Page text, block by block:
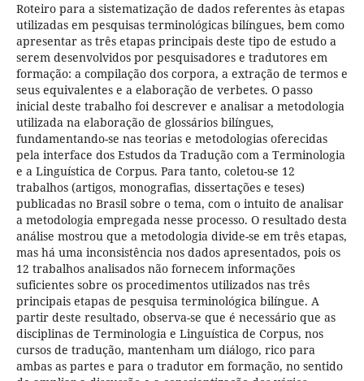
Roteiro para a sistematização de dados referentes às etapas
utilizadas em pesquisas terminológicas bilíngues, bem como
apresentar as três etapas principais deste tipo de estudo a
serem desenvolvidos por pesquisadores e tradutores em
formação: a compilação dos corpora, a extração de termos e
seus equivalentes e a elaboração de verbetes. O passo
inicial deste trabalho foi descrever e analisar a metodologia
utilizada na elaboração de glossários bilíngues,
fundamentando-se nas teorias e metodologias oferecidas
pela interface dos Estudos da Tradução com a Terminologia
e a Linguística de Corpus. Para tanto, coletou-se 12
trabalhos (artigos, monografias, dissertações e teses)
publicadas no Brasil sobre o tema, com o intuito de analisar
a metodologia empregada nesse processo. O resultado desta
análise mostrou que a metodologia divide-se em três etapas,
mas há uma inconsistência nos dados apresentados, pois os
12 trabalhos analisados não fornecem informações
suficientes sobre os procedimentos utilizados nas três
principais etapas de pesquisa terminológica bilíngue. A
partir deste resultado, observa-se que é necessário que as
disciplinas de Terminologia e Linguística de Corpus, nos
cursos de tradução, mantenham um diálogo, rico para
ambas as partes e para o tradutor em formação, no sentido